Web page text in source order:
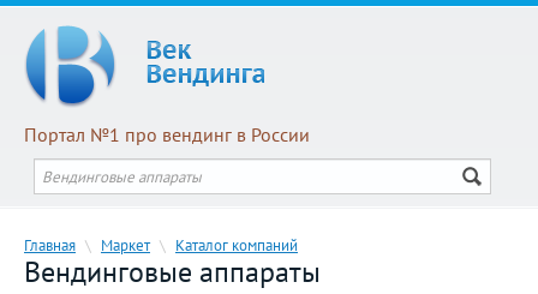
Портал №1 про вендинг в России
Главная \ Маркет \ Каталог компаний
Вендинговые аппараты